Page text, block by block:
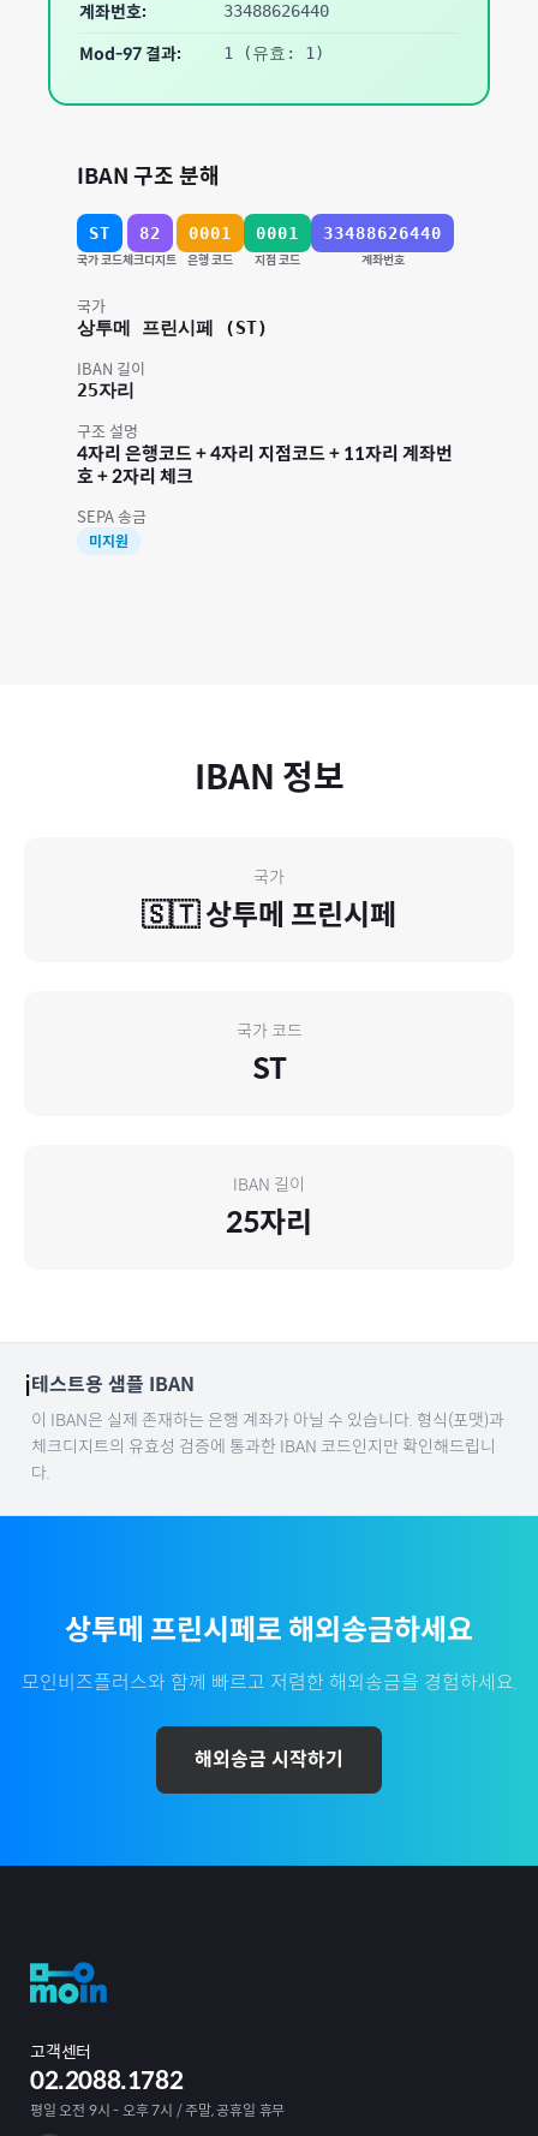
계좌번호: 33488626440
Mod-97 결과: 1 (유효: 1)
IBAN 구조 분해
ST
국가 코드
82
체크디지트
0001
은행 코드
0001
지점 코드
33488626440
계좌번호
국가
상투메 프린시페 (ST)
IBAN 길이
25자리
구조 설명
4자리 은행코드 + 4자리 지점코드 + 11자리 계좌번
호 + 2자리 체크
SEPA 송금
미지원
IBAN 정보
국가
🇸🇹 상투메 프린시페
국가 코드
ST
IBAN 길이
25자리
ℹ️테스트용 샘플 IBAN
이 IBAN은 실제 존재하는 은행 계좌가 아닐 수 있습니다. 형식(포맷)과
체크디지트의 유효성 검증에 통과한 IBAN 코드인지만 확인해드립니
다.
상투메 프린시페 로 해외송금하세요
모인비즈플러스와 함께 빠르고 저렴한 해외송금을 경험하세요.
해외송금 시작하기
고객센터
02.2088.1782
평일 오전 9시 - 오후 7시 / 주말, 공휴일 휴무